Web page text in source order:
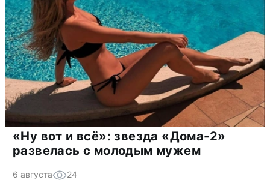
«Ну вот и всё»: звезда «Дома-2»
развелась с молодым мужем
6 августа 24